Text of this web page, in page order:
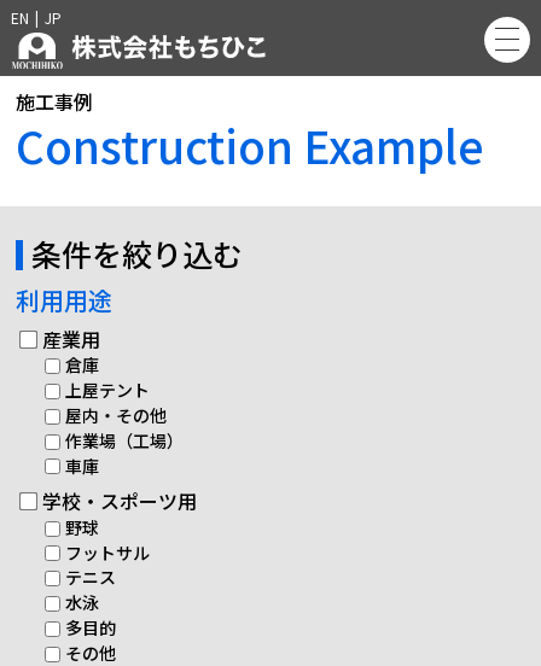
EN | JP
施工事例
Construction Example
条件を絞り込む
利用用途
産業用
倉庫
上屋テント
屋内・その他
作業場（工場）
車庫
学校・スポーツ用
野球
フットサル
テニス
水泳
多目的
その他